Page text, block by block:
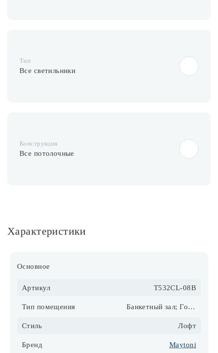
Тип
Все светильники
Конструкция
Все потолочные
Характеристики
Основное
Артикул T532CL-08B
Тип помещения Банкетный зал; Гостиная; Детская; Кабинет
Стиль Лофт
Бренд Maytoni